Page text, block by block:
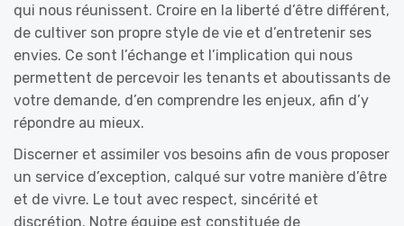
qui nous réunissent. Croire en la liberté d’être différent,
de cultiver son propre style de vie et d’entretenir ses
envies. Ce sont l’échange et l’implication qui nous
permettent de percevoir les tenants et aboutissants de
votre demande, d’en comprendre les enjeux, afin d’y
répondre au mieux.
Discerner et assimiler vos besoins afin de vous proposer
un service d’exception, calqué sur votre manière d’être
et de vivre. Le tout avec respect, sincérité et
discrétion. Notre équipe est constituée de